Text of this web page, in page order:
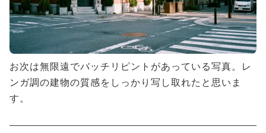
お次は無限遠でバッチリピントがあっている写真。レ
ンガ調の建物の質感をしっかり写し取れたと思いま
す。